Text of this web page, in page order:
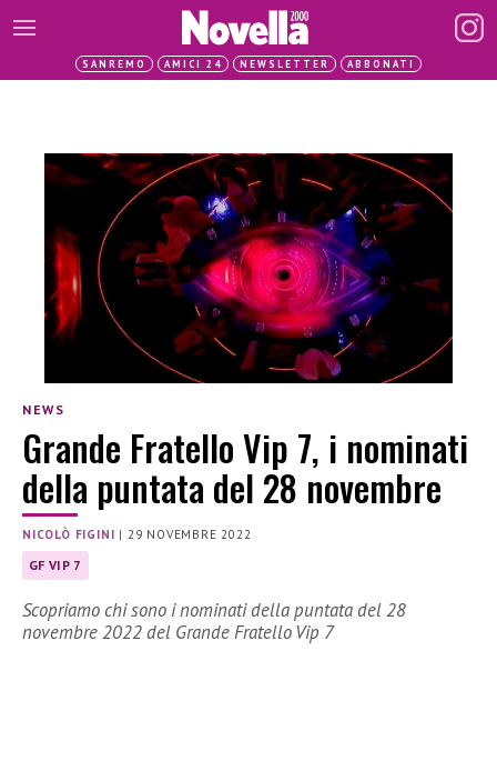
SANREMO AMICI 24 NEWSLETTER ABBONATI
NEWS
Grande Fratello Vip 7, i nominati
della puntata del 28 novembre
NICOLÒ FIGINI | 29 NOVEMBRE 2022
GF VIP 7
Scopriamo chi sono i nominati della puntata del 28
novembre 2022 del Grande Fratello Vip 7